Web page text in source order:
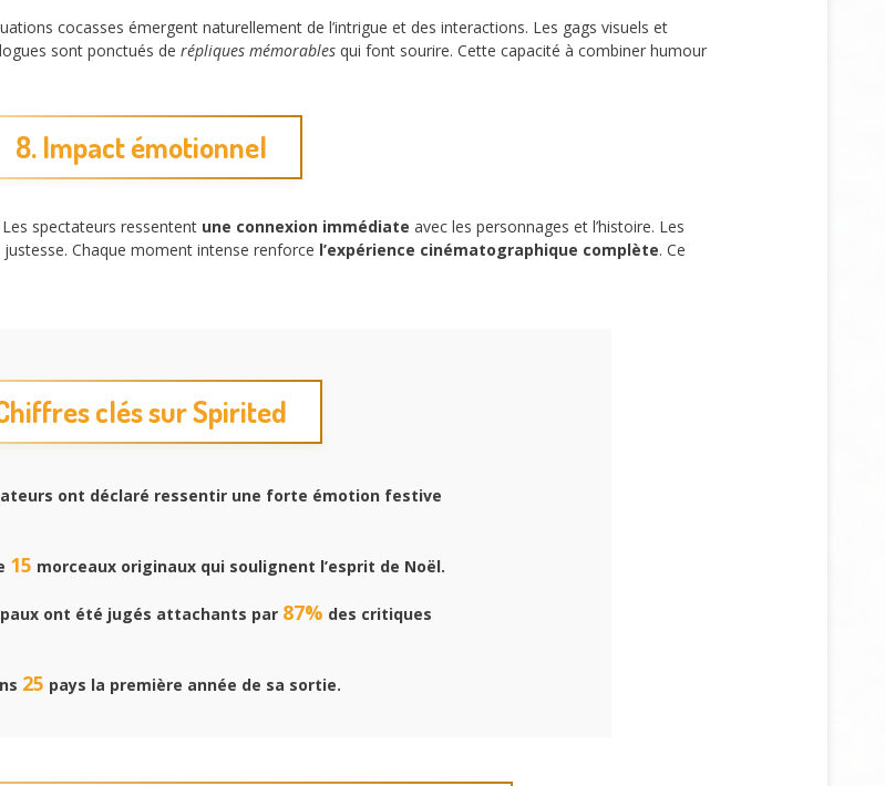
cocasses émergent naturellement de l’intrigue et des interactions. Les gags visuels et
sont ponctués de répliques mémorables qui font sourire. Cette capacité à combiner humour
8. Impact émotionnel
spectateurs ressentent une connexion immédiate avec les personnages et l’histoire. Les
justesse. Chaque moment intense renforce l’expérience cinématographique complète. Ce
clés sur Spirited
ont déclaré ressentir une forte émotion festive
15 morceaux originaux qui soulignent l’esprit de Noël.
ont été jugés attachants par 87% des critiques
25 pays la première année de sa sortie.